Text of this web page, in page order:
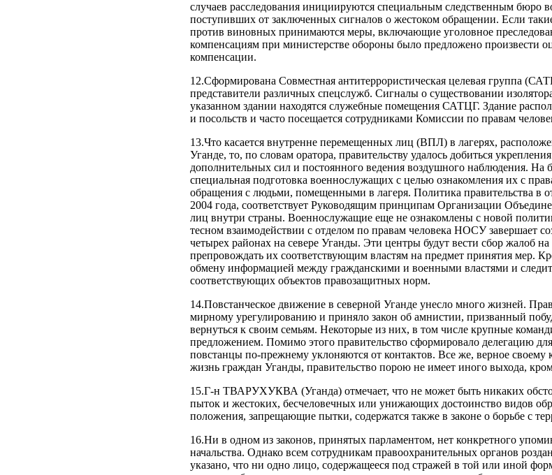
случаев расследования инициируются специальным следственным бюро
поступивших от заключенных сигналов о жестоком обращении. Если
против виновных принимаются меры, включающие уголовное
компенсациям при министерстве обороны было предложено произвести
компенсации.
12.Сформирована Совместная антитеррористическая целевая группа
представители различных спецслужб. Сигналы о существовании
указанном здании находятся служебные помещения САТЦГ. Здание
и посольств и часто посещается сотрудниками Комиссии по правам
13.Что касается внутренне перемещенных лиц (ВПЛ) в лагерях,
Уганде, то, по словам оратора, правительству удалось добиться
дополнительных сил и постоянного ведения воздушного наблюдения. На
специальная подготовка военнослужащих с целью ознакомления их с
обращения с людьми, помещенными в лагеря. Политика правительства в
2004 года, соответствует Руководящим принципам Организации
лиц внутри страны. Военнослужащие еще не ознакомлены с новой
тесном взаимодействии с отделом по правам человека НОСУ завершает
четырех районах на севере Уганды. Эти центры будут вести сбор жалоб
препровождать их соответствующим властям на предмет принятия мер.
обмену информацией между гражданскими и военными властями и
соответствующих объектов правозащитных норм.
14.Повстанческое движение в северной Уганде унесло много жизней.
мирному урегулированию и приняло закон об амнистии, призванный
вернуться к своим семьям. Некоторые из них, в том числе крупные
предложением. Помимо этого правительство сформировало делегацию
повстанцы по-прежнему уклоняются от контактов. Все же, верное
жизнь граждан Уганды, правительство порою не имеет иного выхода,
15.Г-н ТВАРУХУКВА (Уганда) отмечает, что не может быть никаких
пыток и жестоких, бесчеловечных или унижающих достоинство видов
положения, запрещающие пытки, содержатся также в законе о борьбе с
16.Ни в одном из законов, принятых парламентом, нет конкретного
начальства. Однако всем сотрудникам правоохранительных органов
указано, что ни одно лицо, содержащееся под стражей в той или иной